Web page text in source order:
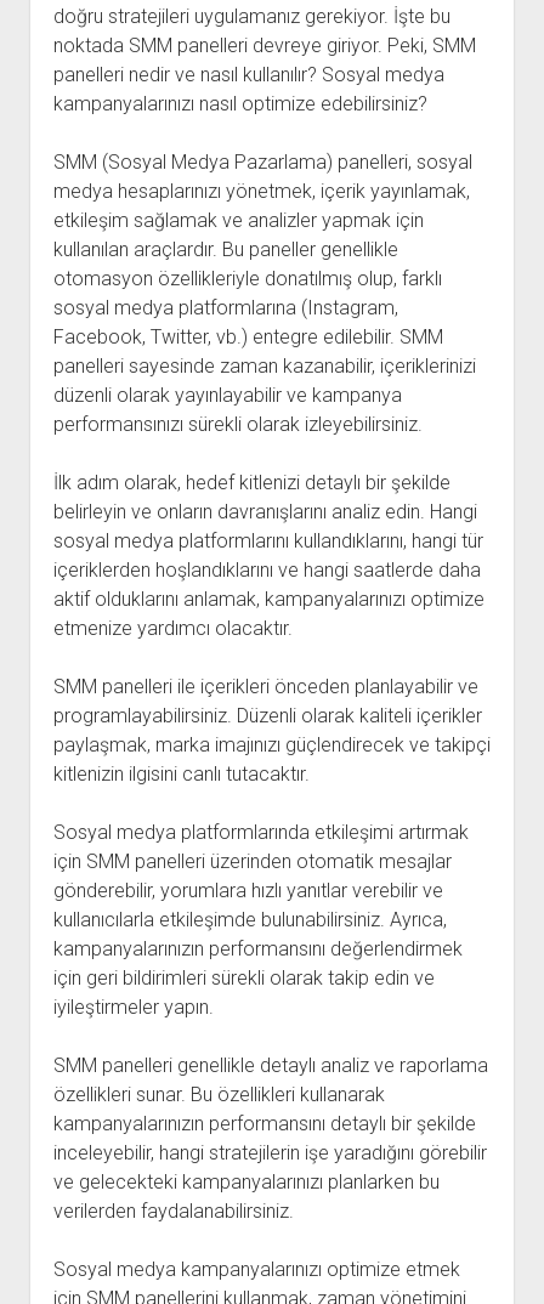
doğru stratejileri uygulamanız gerekiyor. İşte bu
noktada SMM panelleri devreye giriyor. Peki, SMM
panelleri nedir ve nasıl kullanılır? Sosyal medya
kampanyalarınızı nasıl optimize edebilirsiniz?
SMM (Sosyal Medya Pazarlama) panelleri, sosyal
medya hesaplarınızı yönetmek, içerik yayınlamak,
etkileşim sağlamak ve analizler yapmak için
kullanılan araçlardır. Bu paneller genellikle
otomasyon özellikleriyle donatılmış olup, farklı
sosyal medya platformlarına (Instagram,
Facebook, Twitter, vb.) entegre edilebilir. SMM
panelleri sayesinde zaman kazanabilir, içeriklerinizi
düzenli olarak yayınlayabilir ve kampanya
performansınızı sürekli olarak izleyebilirsiniz.
İlk adım olarak, hedef kitlenizi detaylı bir şekilde
belirleyin ve onların davranışlarını analiz edin. Hangi
sosyal medya platformlarını kullandıklarını, hangi tür
içeriklerden hoşlandıklarını ve hangi saatlerde daha
aktif olduklarını anlamak, kampanyalarınızı optimize
etmenize yardımcı olacaktır.
SMM panelleri ile içerikleri önceden planlayabilir ve
programlayabilirsiniz. Düzenli olarak kaliteli içerikler
paylaşmak, marka imajınızı güçlendirecek ve takipçi
kitlenizin ilgisini canlı tutacaktır.
Sosyal medya platformlarında etkileşimi artırmak
için SMM panelleri üzerinden otomatik mesajlar
gönderebilir, yorumlara hızlı yanıtlar verebilir ve
kullanıcılarla etkileşimde bulunabilirsiniz. Ayrıca,
kampanyalarınızın performansını değerlendirmek
için geri bildirimleri sürekli olarak takip edin ve
iyileştirmeler yapın.
SMM panelleri genellikle detaylı analiz ve raporlama
özellikleri sunar. Bu özellikleri kullanarak
kampanyalarınızın performansını detaylı bir şekilde
inceleyebilir, hangi stratejilerin işe yaradığını görebilir
ve gelecekteki kampanyalarınızı planlarken bu
verilerden faydalanabilirsiniz.
Sosyal medya kampanyalarınızı optimize etmek
için SMM panellerini kullanmak, zaman yönetimini